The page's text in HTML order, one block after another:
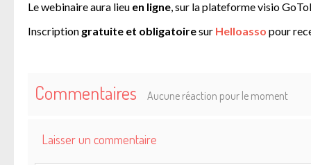
Le webinaire aura lieu en ligne, sur la plateforme visio
Inscription gratuite et obligatoiresur Helloasso pour
Commentaires Aucune réaction pour le moment
Laisser un commentaire